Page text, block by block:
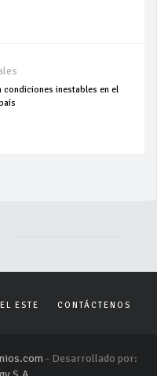
condiciones inestables en el
ESTE CONTÁCTENOS
- Desarrollado por: